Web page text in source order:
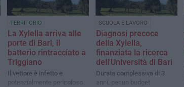
TERRITORIO
La Xylella arriva alle
porte di Bari, il
batterio rintracciato a
Triggiano
Il vettore è infetto e
potenzialmente pericoloso.
SCUOLA E LAVORO
Diagnosi precoce
della Xylella,
finanziata la ricerca
dell'Università di Bari
Durata complessiva di 3
anni, per un budget